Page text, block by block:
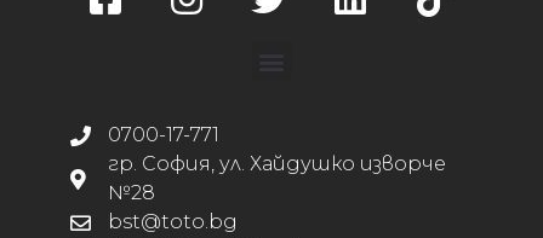
0700-17-771
гр. София, ул. Хайдушко изворче
№28
bst@toto.bg